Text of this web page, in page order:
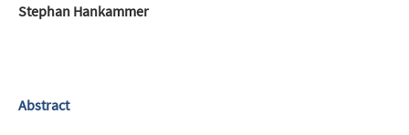
Stephan Hankammer
Abstract